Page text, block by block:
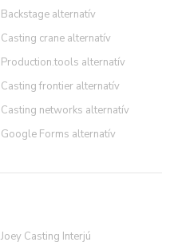
Backstage alternatív
Casting crane alternatív
Production.tools alternatív
Casting frontier alternatív
Casting networks alternatív
Google Forms alternatív
Joey Casting Interjú